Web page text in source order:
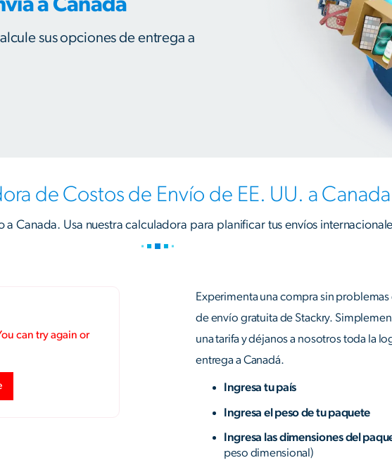
a Canadá
sus opciones de entrega a
de Costos de Envío de EE. UU. a Canada
a Canada. Usa nuestra calculadora para planificar tus envíos
Experimenta una compra sin
de envío gratuita de Stackry.
una tarifa y déjanos a nosotros toda la
entrega a Canadá.
Ingresa tu país
Ingresa el peso de tu paquete
Ingresa las dimensiones del
peso dimensional)